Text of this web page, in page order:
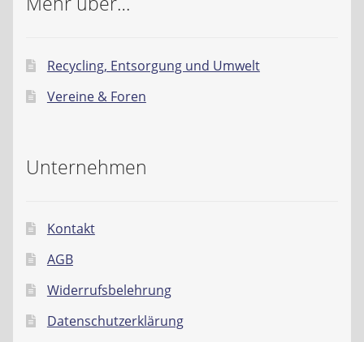
Recycling, Entsorgung und Umwelt
Vereine & Foren
Unternehmen
Kontakt
AGB
Widerrufsbelehrung
Datenschutzerklärung